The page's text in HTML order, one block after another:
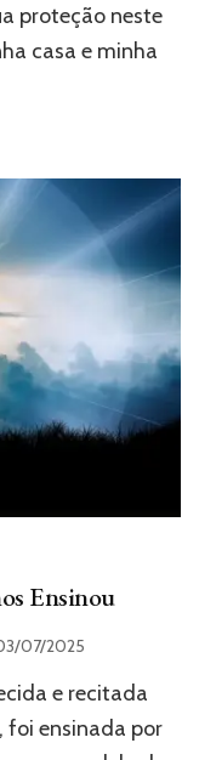
proteção neste
casa e minha
Ensinou
07/2025
e recitada
foi ensinada por